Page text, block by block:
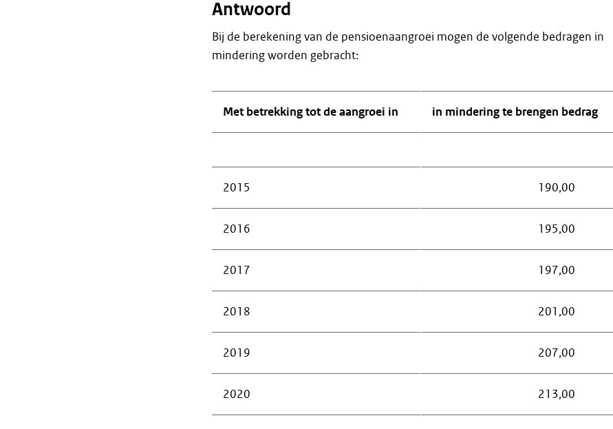
Antwoord
Bij de berekening van de pensioenaangroei mogen de volgende bedragen in
mindering worden gebracht:
Met betrekking tot de aangroei in in mindering te brengen bedrag
2015
2016
2017
2018
2019
2020
190,00
195,00
197,00
201,00
207,00
213,00